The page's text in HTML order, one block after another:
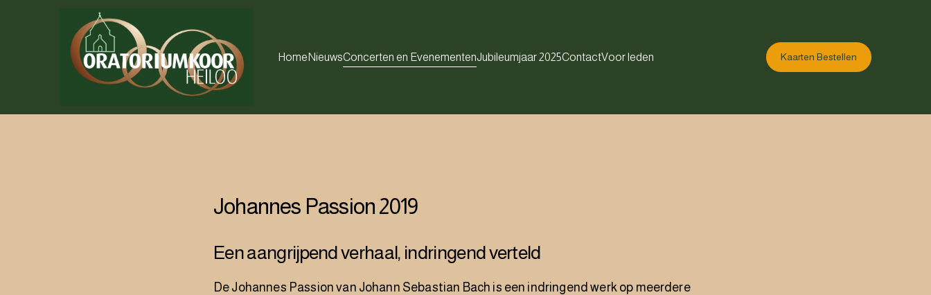
Home NieuwsConcerten en EvenementenJubileumjaar 2025ContactVoor leden Kaarten Bestellen
Johannes Passion 2019
Een aangrijpend verhaal, indringend verteld
De Johannes Passion van Johann Sebastian Bach is een indringend werk op meerdere